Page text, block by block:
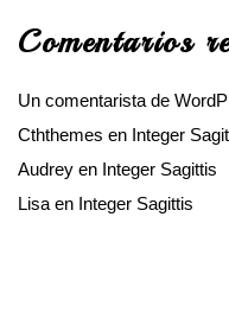
Comentarios
Un comentarista de
Cththemes en Integer
Audrey en Integer Sagittis
Lisa en Integer Sagittis